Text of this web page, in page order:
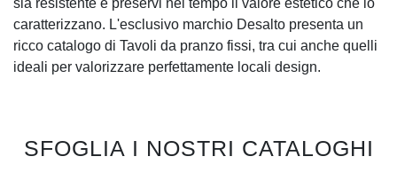
sia resistente e preservi nel tempo il valore estetico che lo
caratterizzano. L'esclusivo marchio Desalto presenta un
ricco catalogo di Tavoli da pranzo fissi, tra cui anche quelli
ideali per valorizzare perfettamente locali design.
SFOGLIA I NOSTRI CATALOGHI